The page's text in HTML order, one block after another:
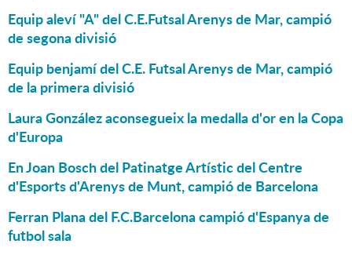
Equip aleví "A" del C.E.Futsal Arenys de Mar, campió
de segona divisió
Equip benjamí del C.E. Futsal Arenys de Mar, campió
de la primera divisió
Laura González aconsegueix la medalla d'or en la Copa
d'Europa
En Joan Bosch del Patinatge Artístic del Centre
d'Esports d'Arenys de Munt, campió de Barcelona
Ferran Plana del F.C.Barcelona campió d'Espanya de
futbol sala